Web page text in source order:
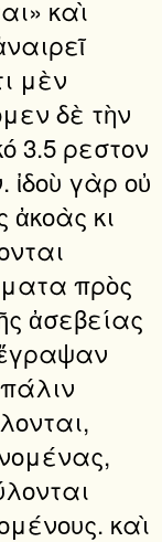
καὶ
μὲν
δὲ τὴν
3.5 ρεστον
ἰδοὺ γὰρ οὐ
κι
πρὸς
ἀσεβείας
καὶ